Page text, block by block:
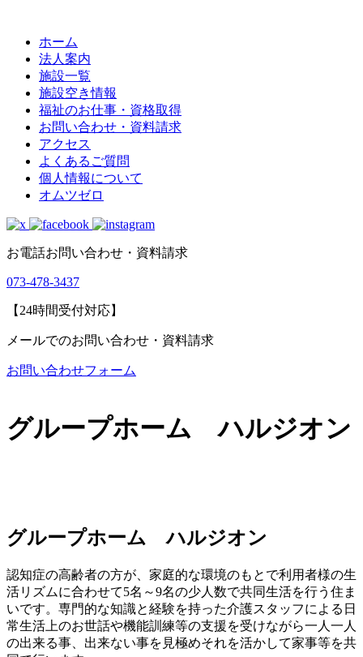
ホーム
法人案内
施設一覧
施設空き情報
福祉のお仕事・資格取得
お問い合わせ・資料請求
アクセス
よくあるご質問
個人情報について
オムツゼロ
お電話お問い合わせ・資料請求
073-478-3437
【24時間受付対応】
メールでのお問い合わせ・資料請求
お問い合わせフォーム
グループホーム ハルジオン
グループホーム ハルジオン
認知症の高齢者の方が、家庭的な環境のもとで利用者様の生
活リズムに合わせて5名～9名の少人数で共同生活を行う住ま
いです。専門的な知識と経験を持った介護スタッフによる日
常生活上のお世話や機能訓練等の支援を受けながら一人一人
の出来る事、出来ない事を見極めそれを活かして家事等を共